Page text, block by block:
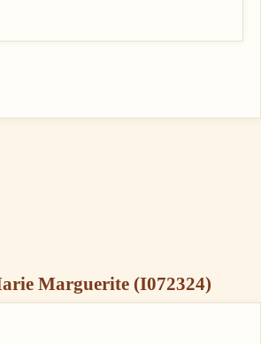
Marguerite (I072324)